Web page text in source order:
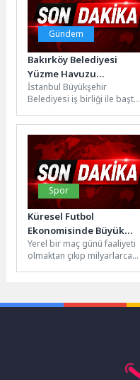
Gündem
Bakırköy Belediyesi
Yüzme Havuzu
Yenilenen Yüzüyle Açıldı
İstanbul Büyükşehir
Belediyesi iş birliği ile baştan
Belediyesi yüzme havuzu,
modern altyapısı...
Spor
Küresel Futbol
Ekonomisinde Büyük
Dönüşüm!
Yerel bir maç günü faaliyeti
olmaktan çıkıp milyarlarca